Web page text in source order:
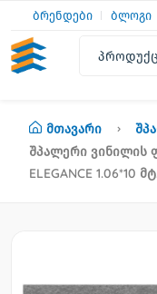
ბრენდები ბლოგი
Მთავარი
Შპალერი Ვინილის
ELEGANCE 1.06*10